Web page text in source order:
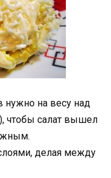
нужно на весу над
чтобы салат вышел
делая между